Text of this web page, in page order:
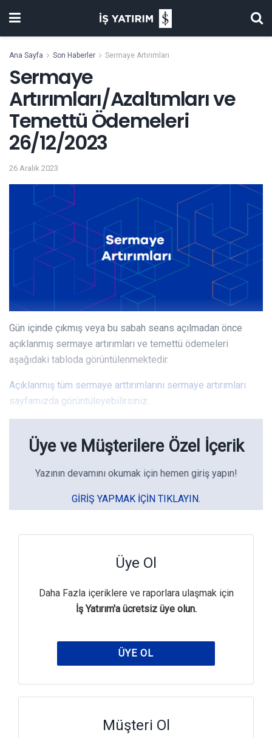
Ana Sayfa Son Haberler Sermaye Artırımları
Sermaye
Artırımları/Azaltımları ve
Temettü Ödemeleri
26/12/2023
26 Aralık 2023
Gün içinde çıkmış veya bu sabah seans açılmadan önce
açıklanmış sermaye artırımları ve temettü ödemeleri
aşağıdaki tabloda görüntülenmektedir.
Açıklanmış tüm sermaye arttırımlarını sermaye artırımları
sayfamızda görüntüleyebilirsiniz.
Üye ve Müşterilere Özel İçerik
Yazının devamını okumak için hemen giriş yapın!
GIRIŞ YAPMAK IÇIN TIKLAYIN.
Üye Ol
Daha Fazla içeriklere ve raporlara ulaşmak için
İş Yatırım'a ücretsiz üye olun.
ÜYE OL
Müşteri Ol